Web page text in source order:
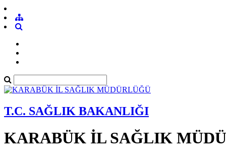
T.C. SAĞLIK BAKANLIĞI
KARABÜK İL SAĞLIK